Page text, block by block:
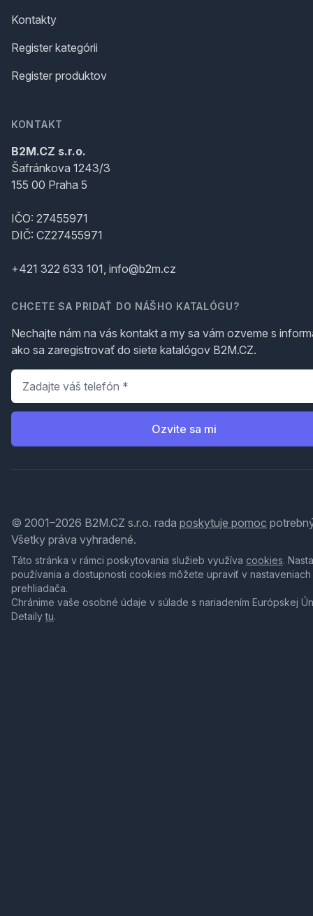
Kontakty
Register kategórii
Register produktov
KONTAKT
B2M.CZ s.r.o.
Šafránkova 1243/3
155 00 Praha 5
IČO: 27455971
DIČ: CZ27455971
+421 322 633 101, info@b2m.cz
CHCETE SA PRIDAŤ DO NÁŠHO KATALÓGU?
Nechajte nám na vás kontakt a my sa vám ozveme s
ako sa zaregistrovať do siete katalógov B2M.CZ.
Telefón
Ozvite sa mi
© 2001–2026 B2M.CZ s.r.o. rada poskytuje pomoc
Všetky práva vyhradené.
Táto stránka v rámci poskytovania služieb využíva cookies.
používania a dostupnosti cookies môžete upraviť v nastaveniach
prehliadača.
Chránime vaše osobné údaje v súlade s nariadením Európskej
Detailytu.